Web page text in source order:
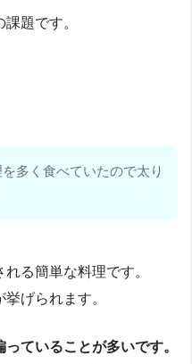
題です。
多く食べていたので太り
る簡単な料理です。
げられます。
ていることが多いです。